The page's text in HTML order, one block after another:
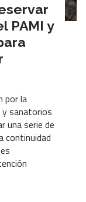
PAMI y
por la
y sanatorios
una serie de
continuidad